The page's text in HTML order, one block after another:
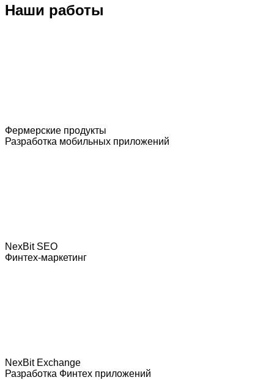
Наши работы
Фермерские продукты
Разработка мобильных приложений
NexBit SEO
Финтех-маркетинг
NexBit Exchange
Разработка Финтех приложений